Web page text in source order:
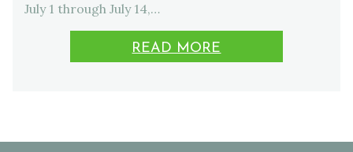
July 1 through July 14,…
READ MORE